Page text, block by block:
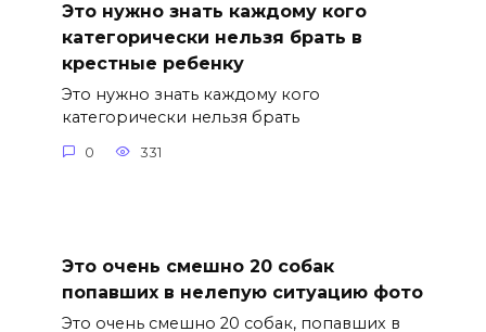
Это нужно знать каждому кого
категорически нельзя брать в
крестные ребенку
Это нужно знать каждому кого
категорически нельзя брать
0 331
Это очень смешно 20 собак
попавших в нелепую ситуацию фото
Это очень смешно 20 собак, попавших в